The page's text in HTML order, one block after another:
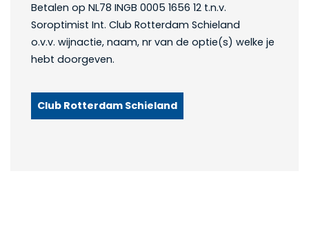
Betalen op NL78 INGB 0005 1656 12 t.n.v.
Soroptimist Int. Club Rotterdam Schieland
o.v.v. wijnactie, naam, nr van de optie(s) welke je
hebt doorgeven.
Club Rotterdam Schieland